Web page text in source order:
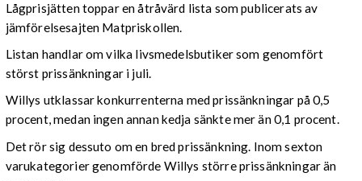
Lågprisjätten toppar en åtråvärd lista som publicerats av
jämförelsesajten Matpriskollen.
Listan handlar om vilka livsmedelsbutiker som genomfört
störst prissänkningar i juli.
Willys utklassar konkurrenterna med prissänkningar på 0,5
procent, medan ingen annan kedja sänkte mer än 0,1 procent.
Det rör sig dessuto om en bred prissänkning. Inom sexton
varukategorier genomförde Willys större prissänkningar än